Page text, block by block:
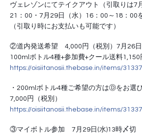
ヴェレゾンにてテイクアウト（引取りは7
21：00・7月29日（水）16：00～18：00
（引取り時にお支払いも可能です）
②道内発送希望　4,000円（税別）7月26日
100mlボトル4種+参加費+クール送料1,150
https://oisiitanosii.thebase.in/items/
・200mlボトル4種ご希望の方はⒹをお選
7,000円（税別）
https://oisiitanosii.thebase.in/items/
③マイボトル参加　7月29日(水)13時〆切